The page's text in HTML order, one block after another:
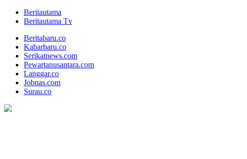
Beritautama
Beritautama Tv
Beritabaru.co
Kabarbaru.co
Serikatnews.com
Pewartanusantara.com
Langgar.co
Jobnas.com
Surau.co